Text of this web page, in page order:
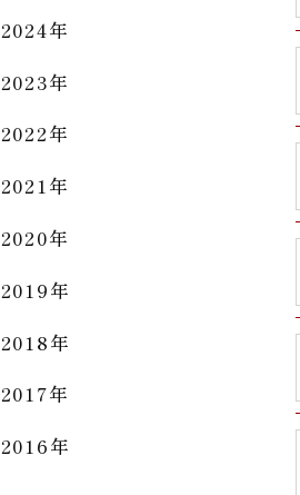
2024年
2023年
2022年
2021年
2020年
2019年
2018年
2017年
2016年